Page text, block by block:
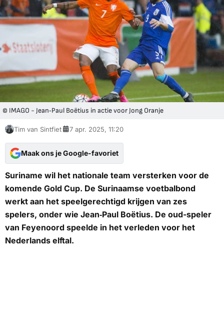
© IMAGO - Jean‑Paul Boëtius in actie voor Jong Oranje
Tim van Sintfiet 7 apr. 2025, 11:20
Maak ons je Google-favoriet
Suriname wil het nationale team versterken voor de
komende Gold Cup. De Surinaamse voetbalbond
werkt aan het speelgerechtigd krijgen van zes
spelers, onder wie Jean‑Paul Boëtius. De oud-speler
van Feyenoord speelde in het verleden voor het
Nederlands elftal.